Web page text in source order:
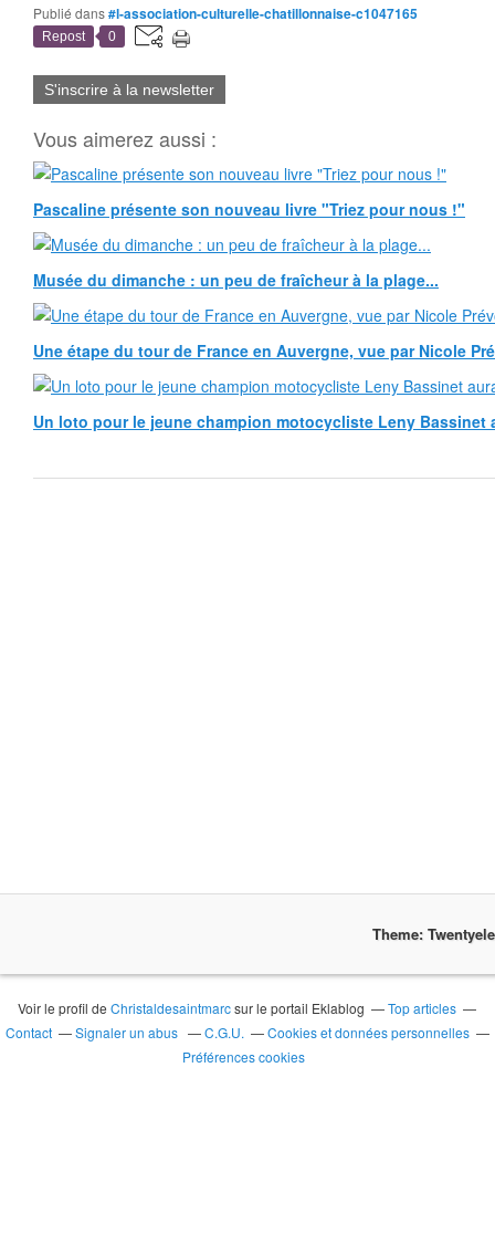
Publié dans#l-association-culturelle-chatillonnaise-c1047165
Repost 0
S'inscrire à la newsletter
Vous aimerez aussi :
Pascaline présente son nouveau livre "Triez pour nous !"
Musée du dimanche : un peu de fraîcheur à la plage...
Une étape du tour de France en Auvergne, vue par Nicole
Un loto pour le jeune champion motocycliste Leny Bassinet
Theme:
Voir le profil deChristaldesaintmarcsur le portail Eklablog
Top articles
Contact
Signaler un abus C.G.U.
Cookies et données personnelles
Préférences cookies